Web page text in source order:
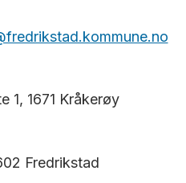
1, 1671 Kråkerøy
Fredrikstad